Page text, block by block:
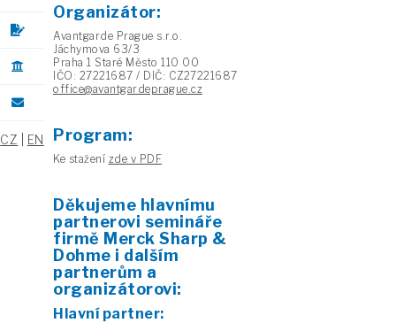
CZ EN
Organizátor:
Avantgarde Prague s.r.o.
Jáchymova 63/3
Praha 1 Staré Město 110 00
IČO: 27221687 / DIČ: CZ27221687
office@avantgardeprague.cz
Program:
Ke stažení zde v PDF
Děkujeme hlavnímu
partnerovi semináře
firmě Merck Sharp &
Dohme i dalším
partnerům a
organizátorovi:
Hlavní partner: